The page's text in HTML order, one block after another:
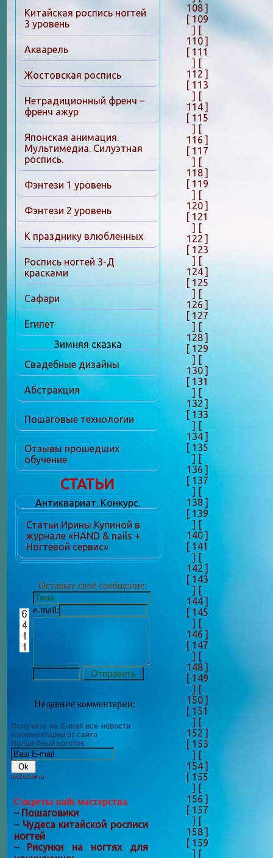
108 ]
[ 109
] [
110 ]
[ 111
] [
112 ]
[ 113
] [
114 ]
[ 115
] [
116 ]
[ 117
] [
118 ]
[ 119
] [
120 ]
[ 121
] [
122 ]
[ 123
] [
124 ]
[ 125
] [
126 ]
[ 127
] [
128 ]
[ 129
] [
130 ]
[ 131
] [
132 ]
[ 133
] [
134 ]
[ 135
] [
136 ]
[ 137
] [
138 ]
[ 139
] [
140 ]
[ 141
] [
142 ]
[ 143
] [
144 ]
[ 145
] [
146 ]
[ 147
] [
148 ]
[ 149
] [
150 ]
[ 151
] [
152 ]
[ 153
] [
154 ]
[ 155
] [
156 ]
[ 157
] [
158 ]
[ 159
] [
Китайская роспись ногтей
3 уровень
Акварель
Жостовская роспись
Нетрадиционный френч –
френч ажур
Японская анимация.
Мультимедиа. Силуэтная
роспись.
Фэнтези 1 уровень
Фэнтези 2 уровень
К празднику влюбленных
Роспись ногтей 3-Д
красками
Сафари
Египет
Зимняя сказка
Свадебные дизайны
Абстракция
Пошаговые технологии
Отзывы прошедших
обучение
СТАТЬИ
Антиквариат. Конкурс.
Статьи Ирины Купиной в
журнале «HAND & nails +
Ногтевой сервис»
Оставьте своё сообщение:
e-mail:
Недавние комментарии:
Получать на E-mail все новости
и комментарии от сайта
Волшебный ноготок
rss2email.ru
Секреты nails мастерства
~ Пошаговики
~ Чудеса китайской росписи
ногтей
~ Рисунки на ногтях для